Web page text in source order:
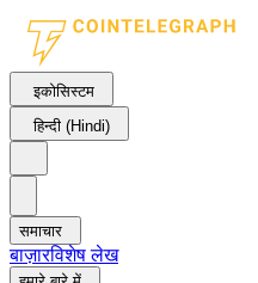
इकोसिस्टम
हिन्दी (Hindi)
समाचार
बाज़ारविशेष लेख